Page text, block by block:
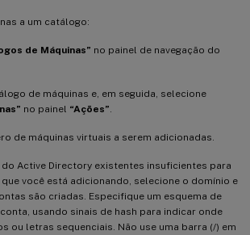
a um catálogo:
de Máquinas” no painel de navegação do
de máquinas e, em seguida, selecione
no painel “Ações”
de máquinas virtuais a serem adicionadas.
do Active Directory existentes insuficientes para
que você está adicionando, selecione o domínio e
são criadas. Especifique um esquema de
usando sinais de hash para indicar onde
ou letras sequenciais. Não use uma barra (/) em